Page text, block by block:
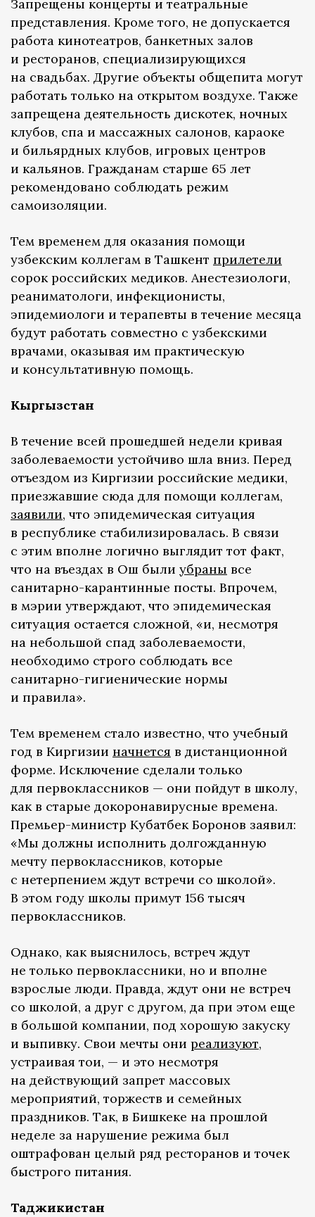
Запрещены концерты и театральные
представления. Кроме того, не допускается
работа кинотеатров, банкетных залов
и ресторанов, специализирующихся
на свадьбах. Другие объекты общепита могут
работать только на открытом воздухе. Также
запрещена деятельность дискотек, ночных
клубов, спа и массажных салонов, караоке
и бильярдных клубов, игровых центров
и кальянов. Гражданам старше 65 лет
рекомендовано соблюдать режим
самоизоляции.
Тем временем для оказания помощи
узбекским коллегам в Ташкент прилетели
сорок российских медиков. Анестезиологи,
реаниматологи, инфекционисты,
эпидемиологи и терапевты в течение месяца
будут работать совместно с узбекскими
врачами, оказывая им практическую
и консультативную помощь.
Кыргызстан
В течение всей прошедшей недели кривая
заболеваемости устойчиво шла вниз. Перед
отъездом из Киргизии российские медики,
приезжавшие сюда для помощи коллегам,
заявили, что эпидемическая ситуация
в республике стабилизировалась. В связи
с этим вполне логично выглядит тот факт,
что на въездах в Ош были убраны все
санитарно-карантинные посты. Впрочем,
в мэрии утверждают, что эпидемическая
ситуация остается сложной, «и, несмотря
на небольшой спад заболеваемости,
необходимо строго соблюдать все
санитарно-гигиенические нормы
и правила».
Тем временем стало известно, что учебный
год в Киргизии начнется в дистанционной
форме. Исключение сделали только
для первоклассников — они пойдут в школу,
как в старые докоронавирусные времена.
Премьер-министр Кубатбек Боронов заявил:
«Мы должны исполнить долгожданную
мечту первоклассников, которые
с нетерпением ждут встречи со школой».
В этом году школы примут 156 тысяч
первоклассников.
Однако, как выяснилось, встреч ждут
не только первоклассники, но и вполне
взрослые люди. Правда, ждут они не встреч
со школой, а друг с другом, да при этом еще
в большой компании, под хорошую закуску
и выпивку. Свои мечты они реализуют,
устраивая тои, — и это несмотря
на действующий запрет массовых
мероприятий, торжеств и семейных
праздников. Так, в Бишкеке на прошлой
неделе за нарушение режима был
оштрафован целый ряд ресторанов и точек
быстрого питания.
Таджикистан